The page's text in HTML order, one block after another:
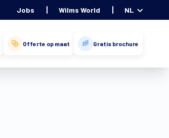
Jobs Wilms World NL
Offerte op maat Gratis brochure